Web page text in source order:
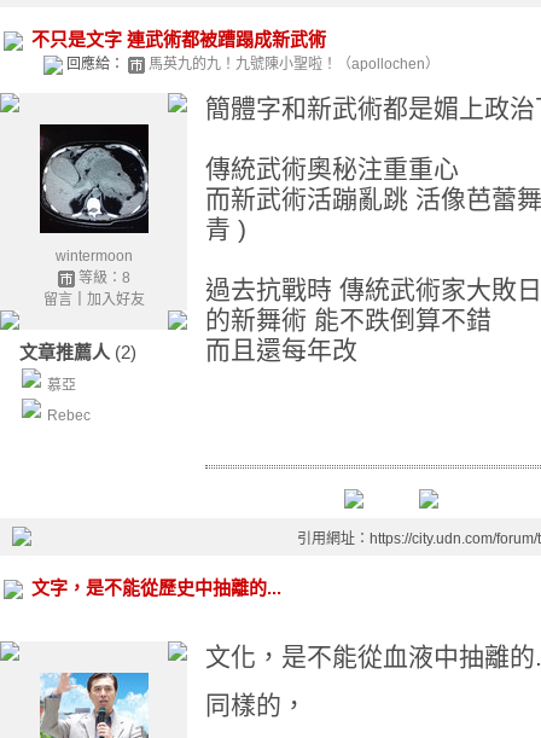
不只是文字 連武術都被蹧蹋成新武術
回應給： 馬英九的九！九號陳小聖啦！（apollochen）
wintermoon
等級：8
留言｜ 加入好友
文章推薦人 (2)
慕亞
Rebec
簡體字和新武術都是媚上政
傳統武術奧秘注重重心
而新武術活蹦亂跳 活像芭蕾
青 )
過去抗戰時 傳統武術家大敗
的新舞術 能不跌倒算不錯
而且還每年改
引用網址：https://city.udn.com/
文字，是不能從歷史中抽離的...
文化，是不能從血液中抽離的
同樣的，